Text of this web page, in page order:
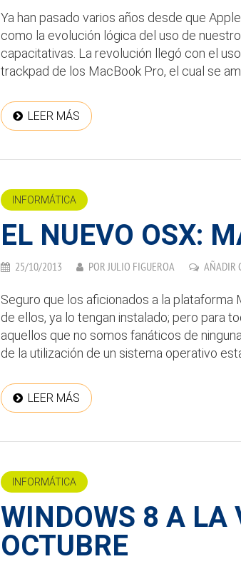
Ya han pasado varios años desde que
como la evolución lógica del uso de
capacitativas. La revolución llegó con el
trackpad de los MacBook Pro, el cual se
LEER MÁS
INFORMÁTICA
EL NUEVO OSX:
25/10/2013 PORJULIO FIGUEROA AÑADIR
Seguro que los aficionados a la plataforma
de ellos, ya lo tengan instalado; pero para
aquellos que no somos fanáticos de
de la utilización de un sistema operativo
LEER MÁS
INFORMÁTICA
WINDOWS 8 A LA
OCTUBRE